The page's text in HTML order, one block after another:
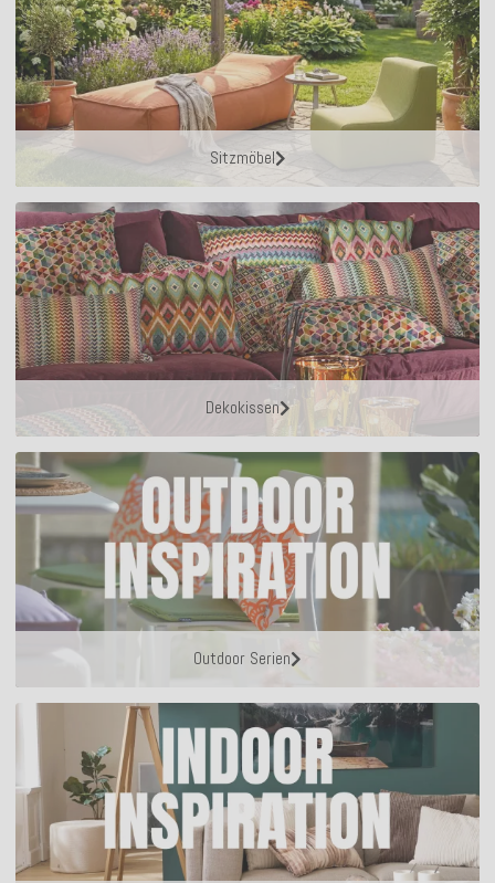
Sitzmöbel
Dekokissen
Outdoor Serien